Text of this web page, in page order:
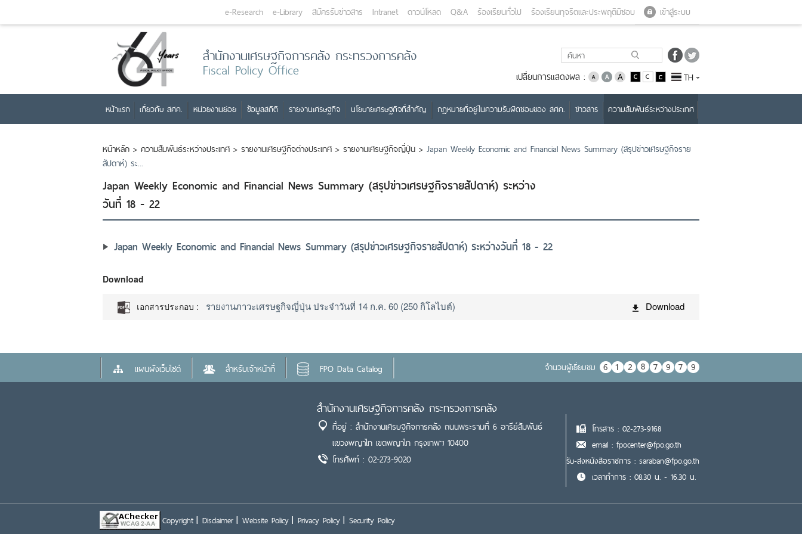
เข้าสู่ระบบ
e-Research e-Library สมัครรับข่าวสาร Intranet ดาวน์โหลด Q&A ร้องเรียนทั่วไป ร้องเรียนทุจริตและประพฤติมิชอบ
สำนักงานเศรษฐกิจการคลัง กระทรวงการคลัง
Fiscal Policy Office เปลี่ยนการแสดงผล : TH
หน้าแรก เกี่ยวกับ สศค. หน่วยงานย่อย ข้อมูลสถิติ รายงานเศรษฐกิจ นโยบายเศรษฐกิจที่สำคัญ กฎหมายที่อยู่ในความรับผิดชอบของ สศค. ข่าวสาร ความสัมพันธ์ระหว่างประเทศ
หน้าหลัก > ความสัมพันธ์ระหว่างประเทศ > รายงานเศรษฐกิจต่างประเทศ > รายงานเศรษฐกิจญี่ปุ่น > Japan Weekly Economic and Financial News Summary (สรุปข่าวเศรษฐกิจราย
สัปดาห์) ระ...
Japan Weekly Economic and Financial News Summary (สรุปข่าวเศรษฐกิจรายสัปดาห์) ระหว่าง
วันที่ 18 - 22
Japan Weekly Economic and Financial News Summary (สรุปข่าวเศรษฐกิจรายสัปดาห์) ระหว่างวันที่ 18 - 22
Download
เอกสารประกอบ : รายงานภาวะเศรษฐกิจญี่ปุ่น ประจำวันที่ 14 ก.ค. 60 (250 กิโลไบต์) Download
แผนผังเว็บไซต์ สำหรับเจ้าหน้าที่ FPO Data Catalog จำนวนผู้เยื่ยมชม
สำนักงานเศรษฐกิจการคลัง กระทรวงการคลัง
ที่อยู่ : สำนักงานเศรษฐกิจการคลัง ถนนพระรามที่ 6 อารีย์สัมพันธ์
แขวงพญาไท เขตพญาไท กรุงเทพฯ 10400
โทรศัพท์ : 02-273-9020
โทรสาร : 02-273-9168
email : fpocenter@fpo.go.th
รับ-ส่งหนังสือราชการ : saraban@fpo.go.th
เวลาทำการ : 08.30 น. - 16.30 น.
Copyright Disclaimer Website Policy Privacy Policy Security Policy